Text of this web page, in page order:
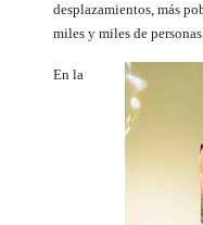
desplazamientos, más
miles y miles de
En la